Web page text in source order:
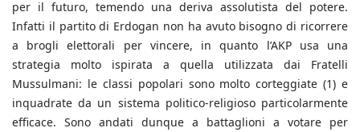
per il futuro, temendo una deriva assolutista del potere.
Infatti il partito di Erdogan non ha avuto bisogno di ricorrere
a brogli elettorali per vincere, in quanto l’AKP usa una
strategia molto ispirata a quella utilizzata dai Fratelli
Mussulmani: le classi popolari sono molto corteggiate (1) e
inquadrate da un sistema politico-religioso particolarmente
efficace. Sono andati dunque a battaglioni a votare per